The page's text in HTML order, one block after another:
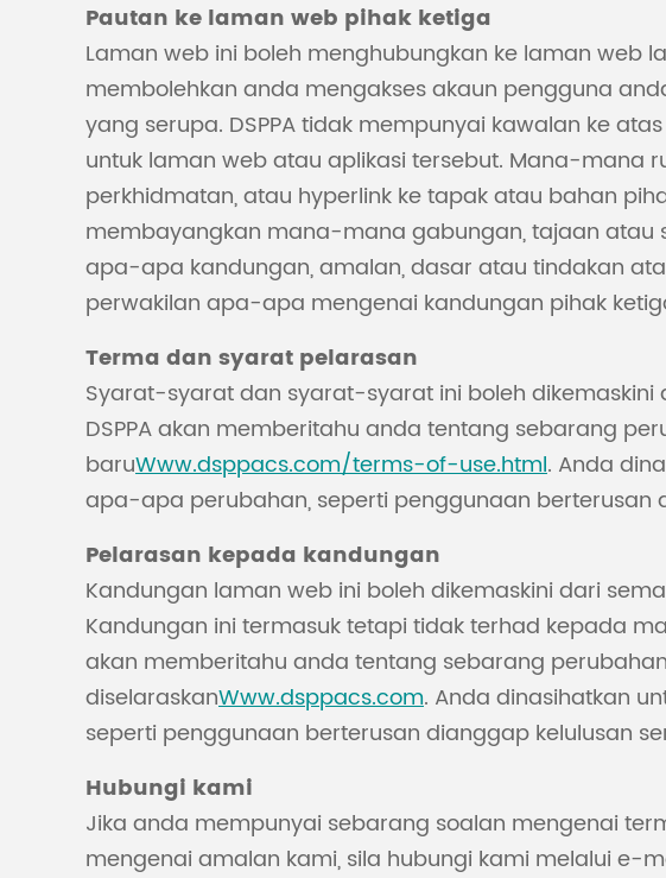
Pautan ke laman web pihak ketiga
Laman web ini boleh menghubungkan ke laman web
membolehkan anda mengakses akaun pengguna
yang serupa. DSPPA tidak mempunyai kawalan ke
untuk laman web atau aplikasi tersebut. Mana-mana
perkhidmatan, atau hyperlink ke tapak atau bahan
membayangkan mana-mana gabungan, tajaan atau
apa-apa kandungan, amalan, dasar atau tindakan
perwakilan apa-apa mengenai kandungan pihak
Terma dan syarat pelarasan
Syarat-syarat dan syarat-syarat ini boleh
DSPPA akan memberitahu anda tentang sebarang
baruWww.dsppacs.com/terms-of-use.html. Anda
apa-apa perubahan, seperti penggunaan berterusan
Pelarasan kepada kandungan
Kandungan laman web ini boleh dikemaskini dari
Kandungan ini termasuk tetapi tidak terhad kepada
akan memberitahu anda tentang sebarang
diselaraskanWww.dsppacs.com. Anda dinasihatkan
seperti penggunaan berterusan dianggap kelulusan
Hubungi kami
Jika anda mempunyai sebarang soalan mengenai
mengenai amalan kami, sila hubungi kami melalui e-